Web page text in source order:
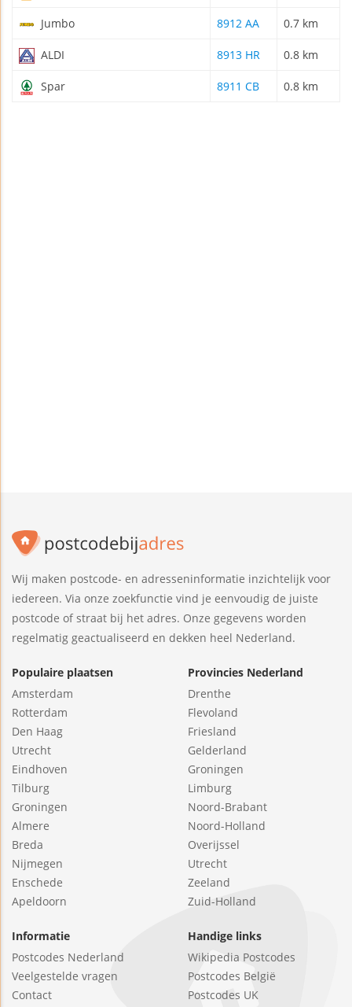
Jumbo 8912 AA 0.7 km
ALDI 8913 HR 0.8 km
Spar 8911 CB 0.8 km
Wij maken postcode- en adresseninformatie inzichtelijk voor
iedereen. Via onze zoekfunctie vind je eenvoudig de juiste
postcode of straat bij het adres. Onze gegevens worden
regelmatig geactualiseerd en dekken heel Nederland.
Populaire plaatsen
Amsterdam
Rotterdam
Den Haag
Utrecht
Eindhoven
Tilburg
Groningen
Almere
Breda
Nijmegen
Enschede
Apeldoorn
Provincies Nederland
Drenthe
Flevoland
Friesland
Gelderland
Groningen
Limburg
Noord-Brabant
Noord-Holland
Overijssel
Utrecht
Zeeland
Zuid-Holland
Informatie
Postcodes Nederland
Veelgestelde vragen
Contact
Handige links
Wikipedia Postcodes
Postcodes België
Postcodes UK